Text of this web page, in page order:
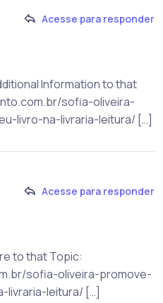
Acesse para responder
Information to that
sofia-oliveira-
livro-na-livraria-leitura/ […]
Acesse para responder
to that Topic:
sofia-oliveira-promove-
livraria-leitura/ […]